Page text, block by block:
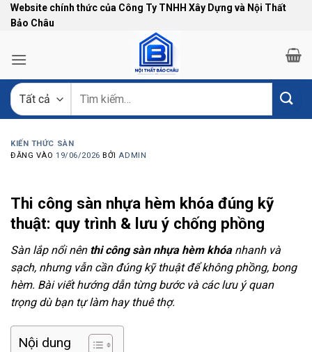
Bỏ
qua
dung
Website chính thức của Công Ty TNHH Xây Dựng và Nội Thất
Bảo Châu
kiếm:
KIẾN THỨC SÀN
ĐĂNG VÀO19/06/2026 BỞIADMIN
Thi công sàn nhựa hèm khóa đúng kỹ
thuật: quy trình & lưu ý chống phồng
Sàn lắp nổi nên thi công sàn nhựa hèm khóanhanh và
sạch, nhưng vẫn cần đúng kỹ thuật để không phồng, bong
hèm. Bài viết hướng dẫn từng bước và các lưu ý quan
trọng dù bạn tự làm hay thuê thợ.
Nội dung